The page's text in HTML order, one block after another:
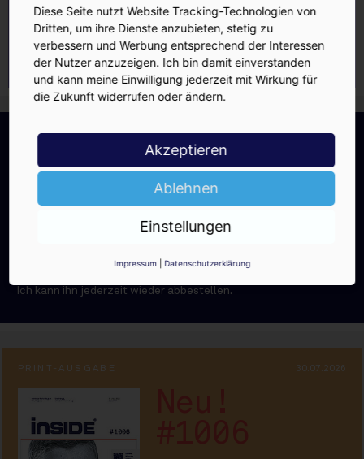
INSIDE
INSIDE-Newsletter
Jetzt anmelden!
Ja, ich möchte den kostenlosen
Ich kann ihn jederzeit wieder abbestellen.
PRINT-AUSGABE 30.07.2026
Diese Seite nutzt Website Tracking-Technologien von
Dritten, um ihre Dienste anzubieten, stetig zu
verbessern und Werbung entsprechend der Interessen
der Nutzer anzuzeigen. Ich bin damit einverstanden
und kann meine Einwilligung jederzeit mit Wirkung für
die Zukunft widerrufen oder ändern.
Akzeptieren
Ablehnen
Einstellungen
Impressum Datenschutzerklärung